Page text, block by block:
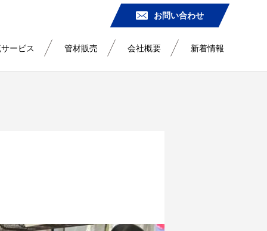
お問い合わせ
ービス 管材販売 会社概要 新着情報